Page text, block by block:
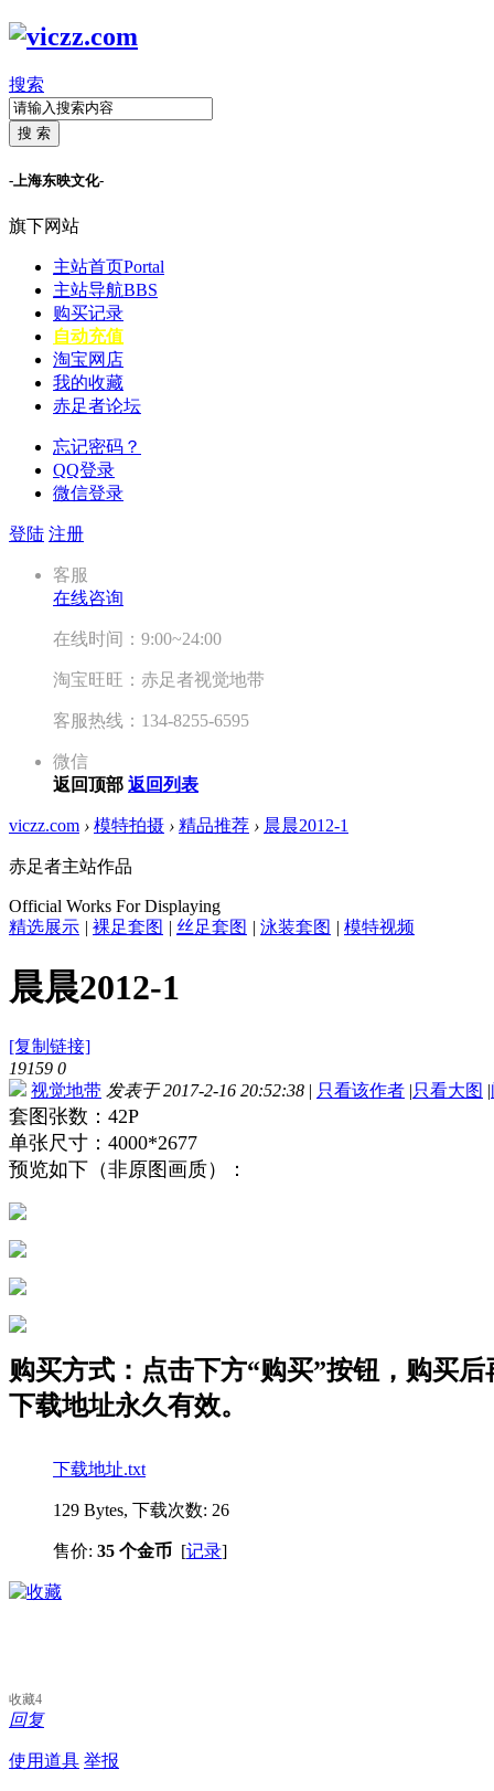
搜索
搜 索
-上海东映文化-
旗下网站
主站首页Portal
主站导航BBS
购买记录
自动充值
淘宝网店
我的收藏
赤足者论坛
忘记密码？
QQ登录
微信登录
登陆 注册
客服
在线咨询
在线时间：9:00~24:00
淘宝旺旺：赤足者视觉地带
客服热线：134-8255-6595
微信
返回顶部 返回列表
viczz.com › 模特拍摄 › 精品推荐 › 晨晨2012-1
赤足者主站作品
Official Works For Displaying
精选展示 | 裸足套图 | 丝足套图 | 泳装套图 | 模特视频
晨晨2012-1
[复制链接]
19159 0
视觉地带 发表于 2017-2-16 20:52:38 | 只看该作者 |只看大图 |
套图张数：42P
单张尺寸：4000*2677
预览如下（非原图画质）：
购买方式：点击下方“购买”按钮，购买
下载地址永久有效。
下载地址.txt
129 Bytes, 下载次数: 26
售价: 35 个金币 [记录]
收藏4
回复
使用道具 举报